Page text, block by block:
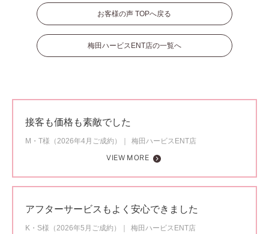
お客様の声 TOPへ戻る
梅田ハービスENT店の一覧へ
接客も価格も素敵でした
M・T様（2026年4月ご成約）
梅田ハービスENT店
VIEW MORE
アフターサービスもよく安心できました
K・S様（2026年5月ご成約）
梅田ハービスENT店